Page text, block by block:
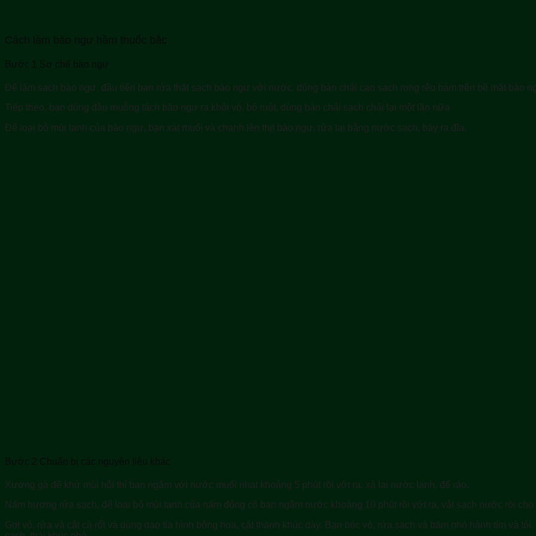
Cách làm bào ngư hầm thuốc bắc
Bước 1 Sơ chế bào ngư
Để làm sạch bào ngư, đầu tiên bạn rửa thật sạch bào ngư với nước, dùng bàn chải cạo sạch rong rêu bám trên bề mặt bào
Tiếp theo, bạn dùng đầu muỗng tách bào ngư ra khỏi vỏ, bỏ ruột, dùng bàn chải sạch chải lại một lần nữa.
Để loại bỏ mùi tanh của bào ngư, bạn xát muối và chanh lên thịt bào ngư, rửa lại bằng nước sạch, bày ra đĩa.
Bước 2 Chuẩn bị các nguyên liệu khác
Xương gà để khử mùi hôi thì bạn ngâm với nước muối nhạt khoảng 5 phút rồi vớt ra, xả lại nước lạnh, để ráo.
Nấm hương rửa sạch, để loại bỏ mùi tanh của nấm đông cô bạn ngâm nước khoảng 10 phút rồi vớt ra, vắt sạch nước rồi cho
Gọt vỏ, rửa và cắt cà rốt và dùng dao tỉa hình bông hoa, cắt thành khúc dày. Bạn bóc vỏ, rửa sạch và băm nhỏ hành tím và